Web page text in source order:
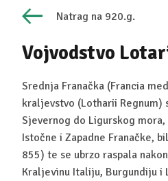
Natrag na 920.g.
Vojvodstvo
Srednja Franačka (Francia
kraljevstvo (Lotharii Regnum)
Sjevernog do Ligurskog
Istočne i Zapadne Franačke,
855) te se ubrzo raspala
Kraljevinu Italiju, Burgundiju i